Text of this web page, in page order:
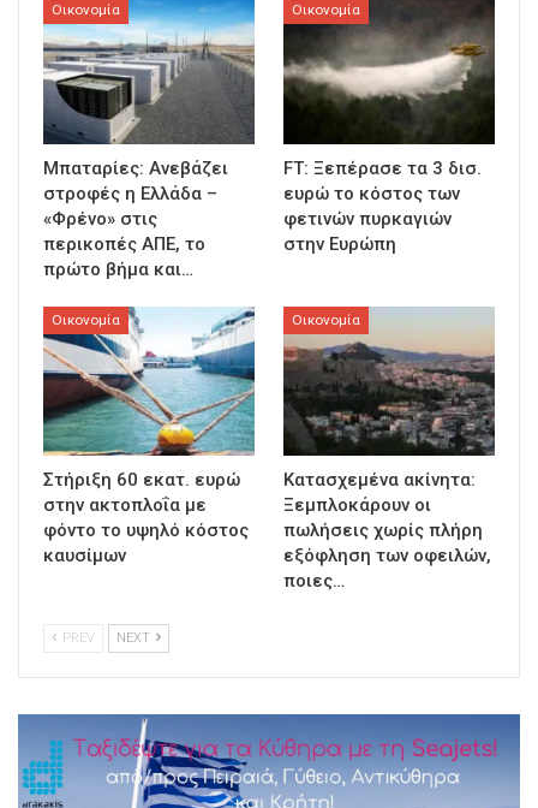
Οικονομία
Μπαταρίες: Ανεβάζει
στροφές η Ελλάδα –
«Φρένο» στις
περικοπές ΑΠΕ, το
πρώτο βήμα και…
Οικονομία
FT: Ξεπέρασε τα 3 δισ.
ευρώ το κόστος των
φετινών πυρκαγιών
στην Ευρώπη
Οικονομία
Στήριξη 60 εκατ. ευρώ
στην ακτοπλοΐα με
φόντο το υψηλό κόστος
καυσίμων
Οικονομία
Κατασχεμένα ακίνητα:
Ξεμπλοκάρουν οι
πωλήσεις χωρίς πλήρη
εξόφληση των οφειλών,
ποιες…
PREV NEXT